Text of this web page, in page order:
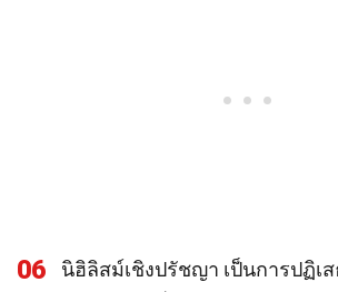
06
นิฮิลิสม์เชิงปรัชญา เป็นการปฏิเ